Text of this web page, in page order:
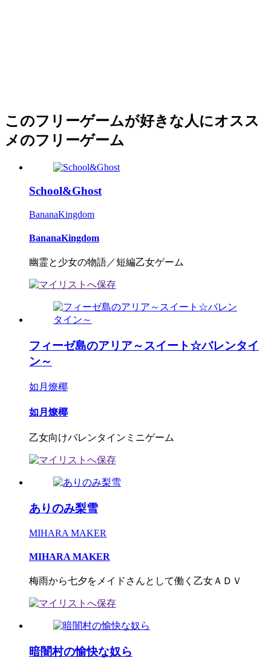
このフリーゲームが好きな人にオスス
メのフリーゲーム
School&Ghost
BananaKingdom
BananaKingdom
幽霊と少女の物語／短編乙女ゲーム
フィーゼ島のアリア～スイート☆バレンタイ
ン～
如月燎椰
如月燎椰
乙女向けバレンタインミニゲーム
ありのみ梨雪
MIHARA MAKER
MIHARA MAKER
梅雨から七夕をメイドさんとして働く乙女ＡＤＶ
暗闇村の愉快な奴ら